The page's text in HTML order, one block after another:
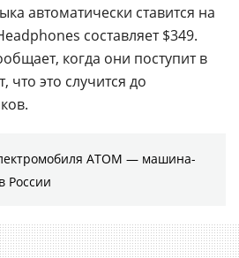
автоматически ставится на
составляет $349.
когда они поступит в
это случится до
АТОМ — машина-
России